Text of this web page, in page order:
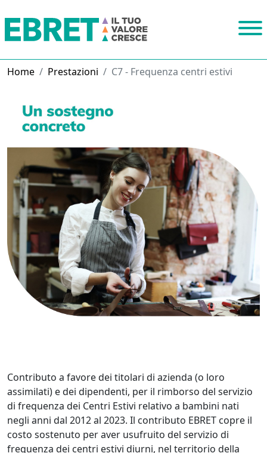
Home Prestazioni C7 - Frequenza centri estivi
Contributo a favore dei titolari di azienda (o loro
assimilati) e dei dipendenti, per il rimborso del servizio
di frequenza dei Centri Estivi relativo a bambini nati
negli anni dal 2012 al 2023. Il contributo EBRET copre il
costo sostenuto per aver usufruito del servizio di
frequenza dei centri estivi diurni, nel territorio della